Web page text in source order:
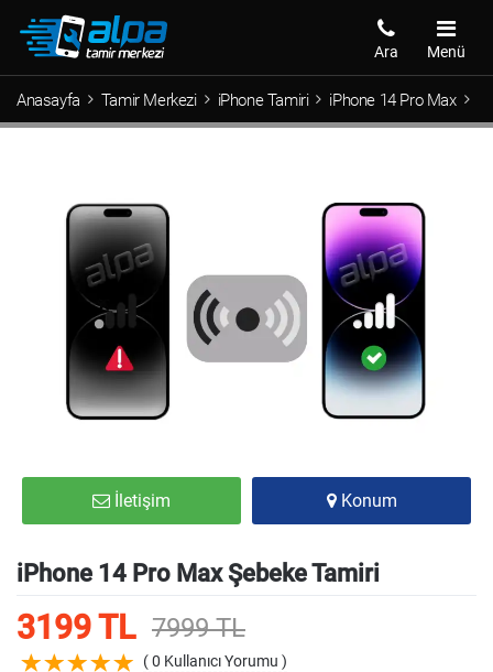
Menü
Ara
Anasayfa Tamir Merkezi iPhone Tamiri iPhone 14 Pro Max
İletişim Konum
iPhone 14 Pro Max Şebeke Tamiri
3199 TL 7999 TL
( 0 Kullanıcı Yorumu )